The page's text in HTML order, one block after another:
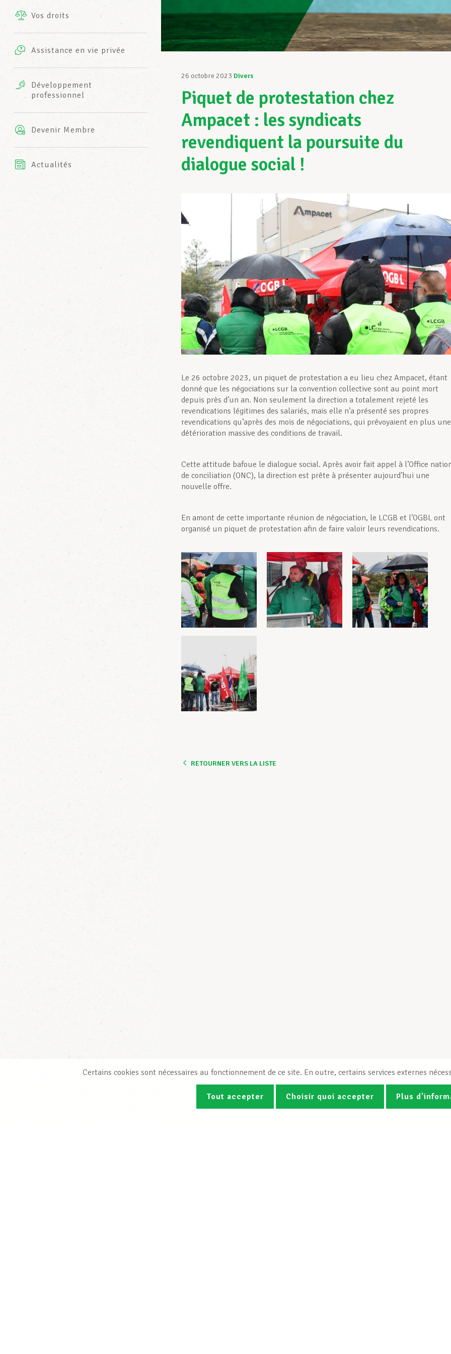
INFO-CENTER
Vos droits
Assistance en vie privée
complémentaires
AXA
Développement
professionnel
Devenir Membre
Actualités
26 octobre 2023 Divers
Piquet de protestation chez
Ampacet : les syndicats
revendiquent la poursuite du
dialogue social !
Le 26 octobre 2023, un piquet de protestation a eu lieu chez Ampacet, étant
donné que les négociations sur la convention collective sont au point mort
depuis près d’un an. Non seulement la direction a totalement rejeté les
revendications légitimes des salariés, mais elle n’a présenté ses propres
revendications qu’après des mois de négociations, qui prévoyaient en plus une
détérioration massive des conditions de travail.
Cette attitude bafoue le dialogue social. Après avoir fait appel à l’Office
de conciliation (ONC), la direction est prête à présenter aujourd’hui une
nouvelle offre.
En amont de cette importante réunion de négociation, le LCGB et l’OGBL ont
organisé un piquet de protestation afin de faire valoir leurs revendications.
RETOURNER VERS LA LISTE
Certains cookies sont nécessaires au fonctionnement de ce site. En outre, certains services externes
Tout accepter Choisir quoi accepter Plus